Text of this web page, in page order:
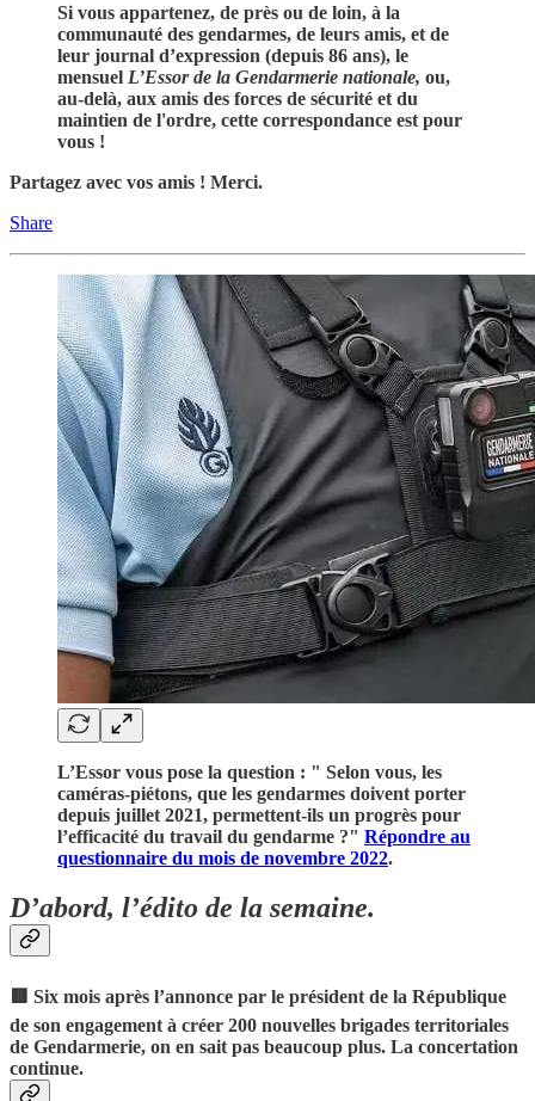
Si vous appartenez, de près ou de loin, à la
communauté des gendarmes, de leurs amis, et de
leur journal d’expression (depuis 86 ans), le
mensuel L’Essor de la Gendarmerie nationale, ou,
au-delà, aux amis des forces de sécurité et du
maintien de l'ordre, cette correspondance est pour
vous !
Partagez avec vos amis ! Merci.
Share
L’Essor vous pose la question : " Selon vous, les
caméras-piétons, que les gendarmes doivent porter
depuis juillet 2021, permettent-ils un progrès pour
l’efficacité du travail du gendarme ?" Répondre au
questionnaire du mois de novembre 2022.
D’abord, l’édito de la semaine.
Six mois après l’annonce par le président de la République
de son engagement à créer 200 nouvelles brigades territoriales
de Gendarmerie, on en sait pas beaucoup plus. La concertation
continue.